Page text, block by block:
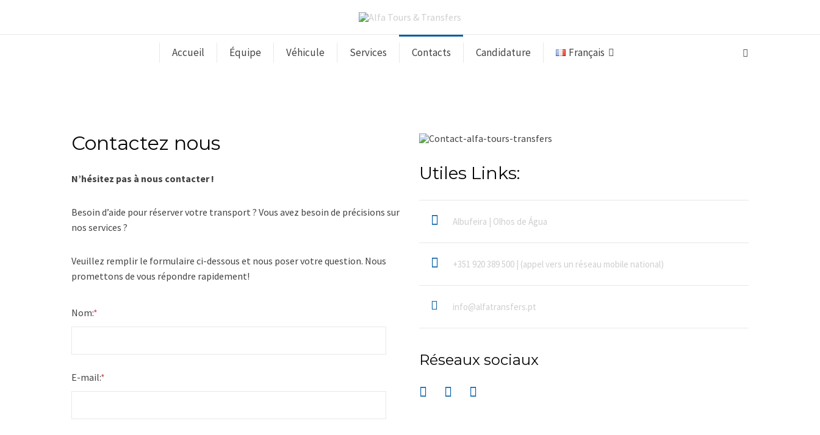
Accueil Équipe Véhicule Services Contacts Candidature Français
Contactez nous
N’hésitez pas à nous contacter !
Besoin d’aide pour réserver votre transport ? Vous avez besoin de précisions sur
nos services ?
Veuillez remplir le formulaire ci-dessous et nous poser votre question. Nous
promettons de vous répondre rapidement!
Nom:*
E-mail:*
Utiles Links:
Albufeira | Olhos de Água
+351 920 389 500 | (appel vers un réseau mobile national)
info@alfatransfers.pt
Réseaux sociaux